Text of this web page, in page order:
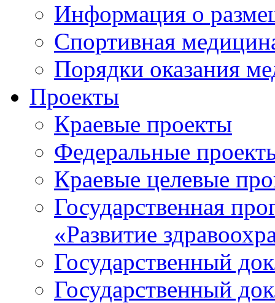
Информация о
Спортивная
Порядки оказания
Проекты
Краевые проекты
Федеральные
Краевые целевые
Государственная
«Развитие
Государственный
Государственный